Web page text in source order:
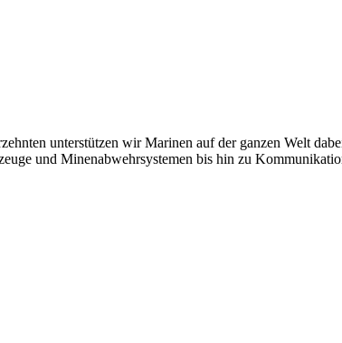
unterstützen wir Marinen auf der ganzen Welt
und Minenabwehrsystemen bis hin zu